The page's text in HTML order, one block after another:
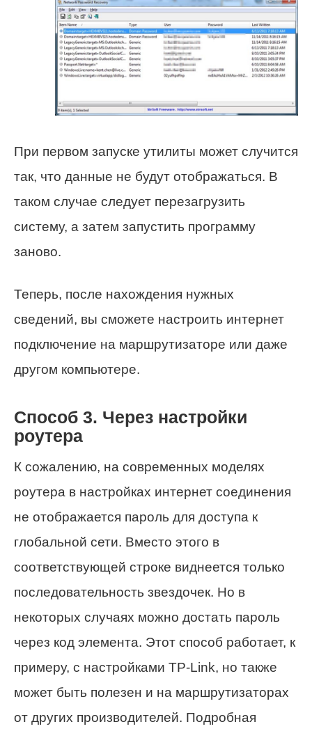
При первом запуске утилиты может случится
так, что данные не будут отображаться. В
таком случае следует перезагрузить
систему, а затем запустить программу
заново.
Теперь, после нахождения нужных
сведений, вы сможете настроить интернет
подключение на маршрутизаторе или даже
другом компьютере.
Способ 3. Через настройки
роутера
К сожалению, на современных моделях
роутера в настройках интернет соединения
не отображается пароль для доступа к
глобальной сети. Вместо этого в
соответствующей строке виднеется только
последовательность звездочек. Но в
некоторых случаях можно достать пароль
через код элемента. Этот способ работает, к
примеру, с настройками TP-Link, но также
может быть полезен и на маршрутизаторах
от других производителей. Подробная